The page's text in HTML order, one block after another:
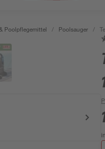
Poolpflegemittel / Poolsauger /